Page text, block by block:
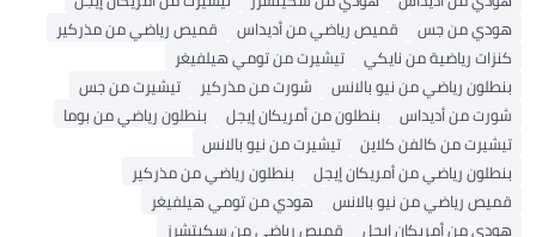
هودي من جس
قميص رياضي من أديداس
قميص رياضي من مذركير
كنزات رياضية من نايكي
تيشيرت من تومي هيلفيغر
بنطلون رياضي من نيو بالانس
شورت من مذركير
تيشيرت من جس
شورت من أديداس
بنطلون من أمريكان إيجل
بنطلون رياضي من بوما
تيشيرت من كالفن كلاين
تيشيرت من نيو بالانس
بنطلون رياضي من أمريكان إيجل
بنطلون رياضي من مذركير
قميص رياضي من نيو بالانس
هودي من تومي هيلفيغر
هودي من أمريكان إيجل
قميص رياضي من سكيتشرز